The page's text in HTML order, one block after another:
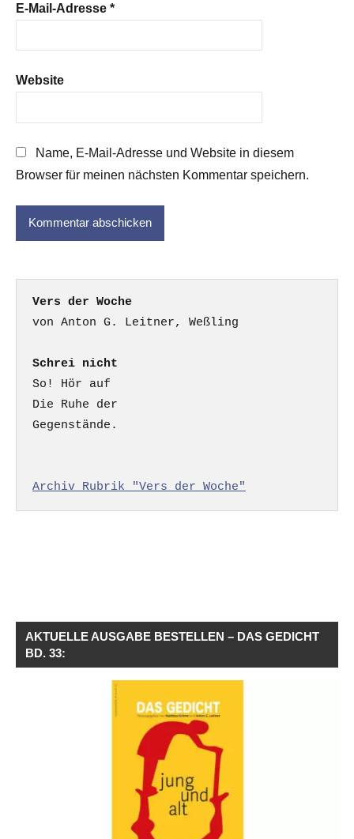
E-Mail-Adresse *
Website
Name, E-Mail-Adresse und Website in diesem
Browser für meinen nächsten Kommentar speichern.
Vers der Woche
Schrei nicht
So! Hör auf
Die Ruhe der
Gegenstände.
Archiv Rubrik "Vers der Woche"
AKTUELLE AUSGABE BESTELLEN – DAS GEDICHT
BD. 33: